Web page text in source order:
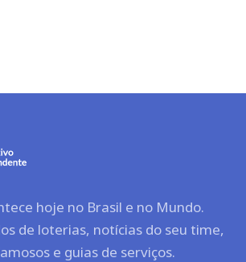
hoje no Brasil e no Mundo.
de loterias, notícias do seu time,
e guias de serviços.